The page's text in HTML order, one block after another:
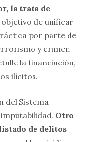
la trata de
objetivo de unificar
por parte de
y crimen
la financiación,
ilícitos.
del Sistema
Otro
de delitos